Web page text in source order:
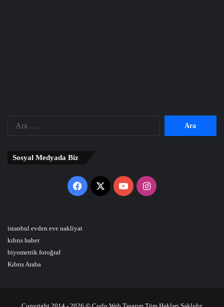
Sosyal Medyada Biz
Facebook
X YouTubeInstagram
istanbul evden eve nakliyat
kıbrıs haber
biyometrik fotoğraf
Kıbrıs Araba